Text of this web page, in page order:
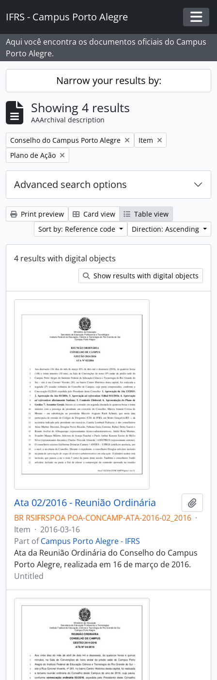
IFRS - Campus Porto Alegre
Aqui você encontra os documentos oficiais do Campus
Porto Alegre.
Narrow your results by:
Showing 4 results
AAArchival description
Remove filter:
Conselho do Campus Porto Alegre Remove filter:
Item
Remove filter:
Plano de Ação
Advanced search options
Print preview Card view
Table view
Sort by: Reference code
Direction: Ascending
4 results with digital objects
Show results with digital objects
Ata 02/2016 - Reunião Ordinária
BR RSIFRSPOA POA-CONCAMP-ATA-2016-02_2016 ·
Item · 2016-03-16
Part ofCampus Porto Alegre - IFRS
Ata da Reunião Ordinária do Conselho do Campus
Porto Alegre, realizada em 16 de março de 2016.
Untitled